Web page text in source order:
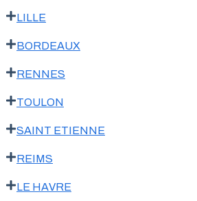
LILLE
BORDEAUX
RENNES
TOULON
SAINT ETIENNE
REIMS
LE HAVRE